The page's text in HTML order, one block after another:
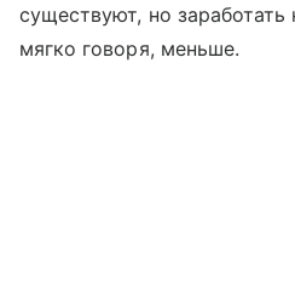
существуют, но
мягко говоря, меньше.